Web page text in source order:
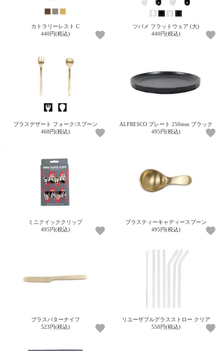
カトラリーレスト C
440円(税込)
ツバメ フラットウェア (大)
440円(税込)
ブラスデザート フォーク/スプーン
468円(税込)
ALFRESCO プレート 250mm ブラック
495円(税込)
ミニクイッククリップ
495円(税込)
ブラスティーキャディースプーン
495円(税込)
ブラスバターナイフ
523円(税込)
リユーザブルグラスストロー クリア
550円(税込)